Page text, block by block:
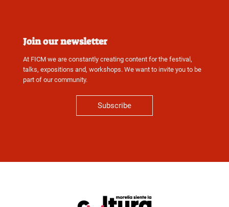
Join our newsletter
At FICM we are constantly creating content for the festival,
talks, expositions and, workshops. We want to invite you to be
part of our community.
Subscribe